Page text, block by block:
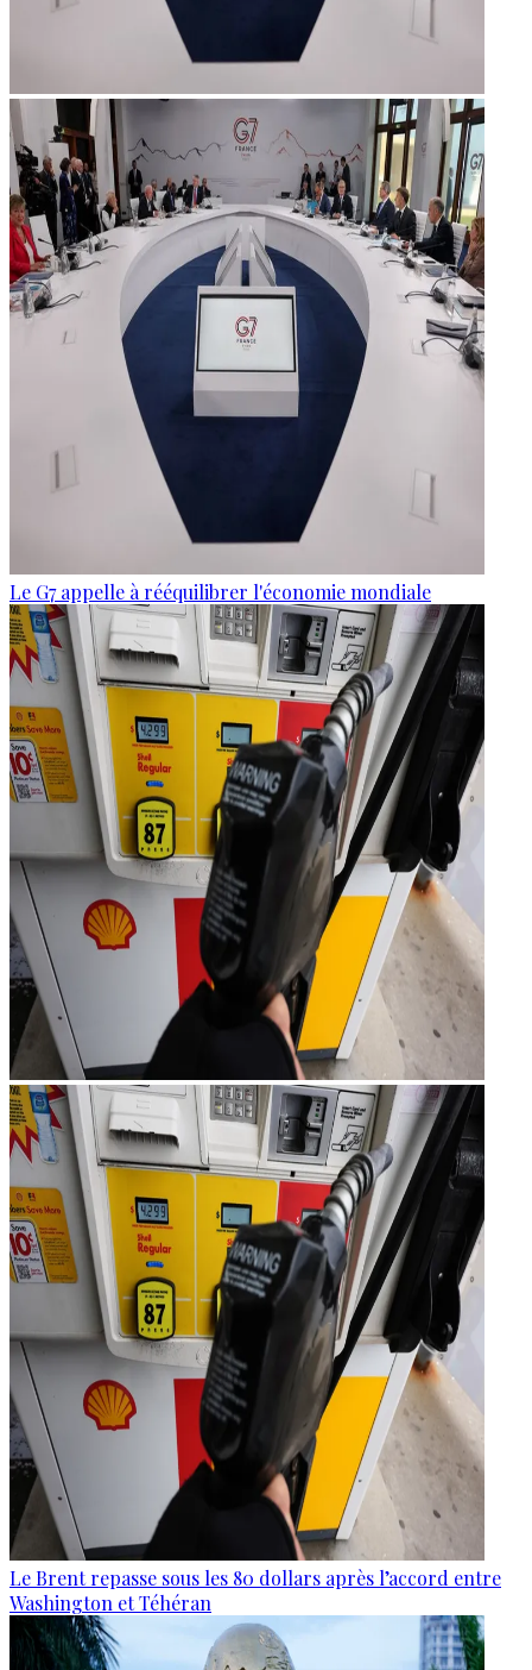
Le G7 appelle à rééquilibrer l'économie mondiale
Le Brent repasse sous les 80 dollars après l’accord entre
Washington et Téhéran